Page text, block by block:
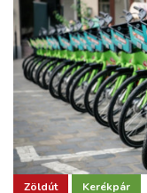
Zöldút Kerékpár